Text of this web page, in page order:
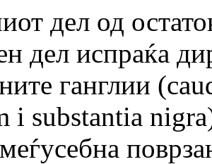
дел од
дел испраќа
ганглии
i substantia